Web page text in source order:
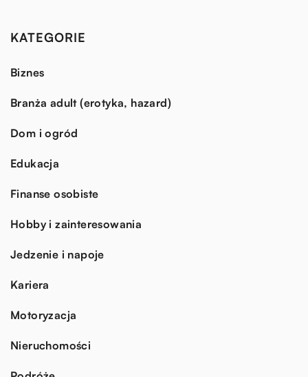
KATEGORIE
Biznes
Branża adult (erotyka, hazard)
Dom i ogród
Edukacja
Finanse osobiste
Hobby i zainteresowania
Jedzenie i napoje
Kariera
Motoryzacja
Nieruchomości